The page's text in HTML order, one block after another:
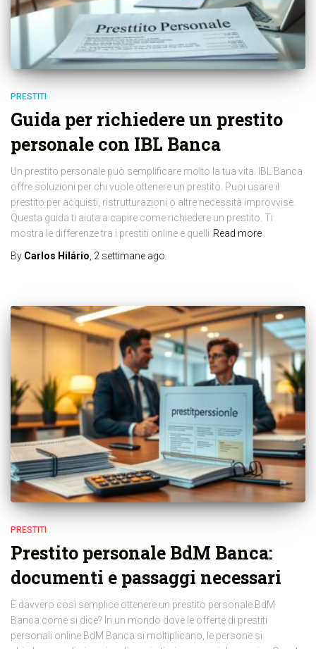
PRESTITI
Guida per richiedere un prestito
personale con IBL Banca
Un prestito personale può semplificare molto la tua vita. IBL Banca
offre soluzioni per chi vuole ottenere un prestito. Puoi usare il
prestito per acquisti, ristrutturazioni o altre necessità improvvise.
Questa guida ti aiuta a capire come richiedere un prestito. Ti
mostra le differenze tra i prestiti online e quelli Read more
By Carlos Hilário, 2 settimane ago
PRESTITI
Prestito personale BdM Banca:
documenti e passaggi necessari
È davvero così semplice ottenere un prestito personale BdM
Banca come si dice? In un mondo dove le offerte di prestiti
personali online BdM Banca si moltiplicano, le persone si